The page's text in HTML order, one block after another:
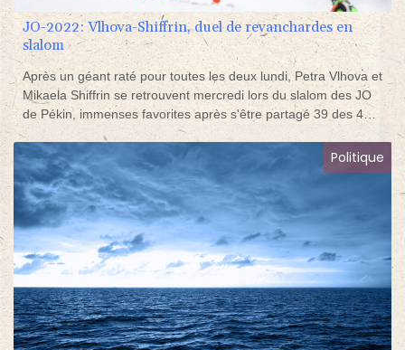
JO-2022: Vlhova-Shiffrin, duel de revanchardes en
slalom
Après un géant raté pour toutes les deux lundi, Petra Vlhova et
Mikaela Shiffrin se retrouvent mercredi lors du slalom des JO
de Pékin, immenses favorites après s'être partagé 39 des 42
derniers slaloms de Coupe du monde.
Politique